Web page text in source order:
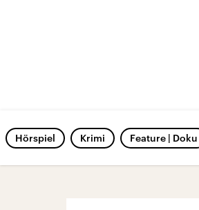
Hörspiel Krimi Feature | Doku